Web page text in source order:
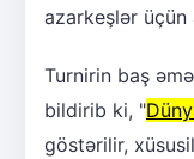
azarkeşlər üçün
Turnirin baş
bildirib ki, "
göstərilir,